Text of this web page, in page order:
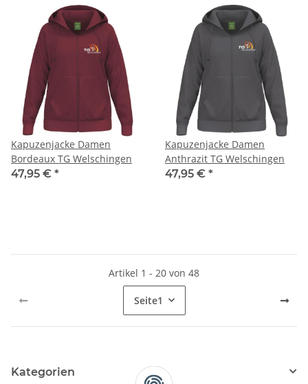
Kapuzenjacke Damen
Bordeaux TG Welschingen
47,95 € *
Kapuzenjacke Damen
Anthrazit TG Welschingen
47,95 € *
Artikel 1 - 20 von 48
Seite1
Kategorien